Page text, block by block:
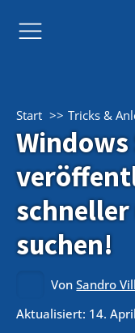
Start Tricks &
Windows
suchen!
VonSandro
Aktualisiert: 14.